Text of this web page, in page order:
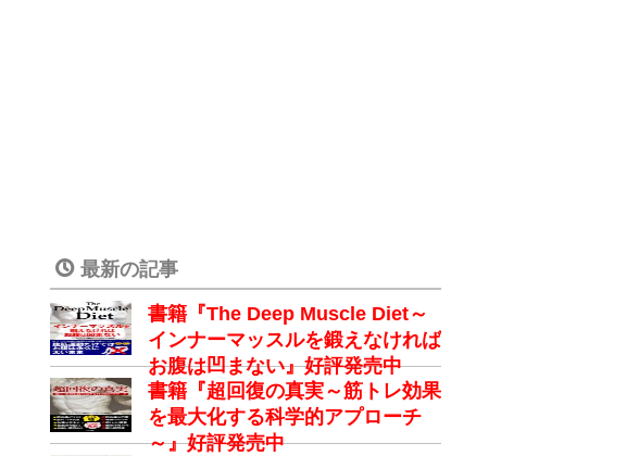
最新の記事
書籍『The Deep Muscle Diet～
インナーマッスルを鍛えなければ
お腹は凹まない』好評発売中
書籍『超回復の真実～筋トレ効果
を最大化する科学的アプローチ
～』好評発売中